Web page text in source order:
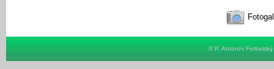
© P. Antonín